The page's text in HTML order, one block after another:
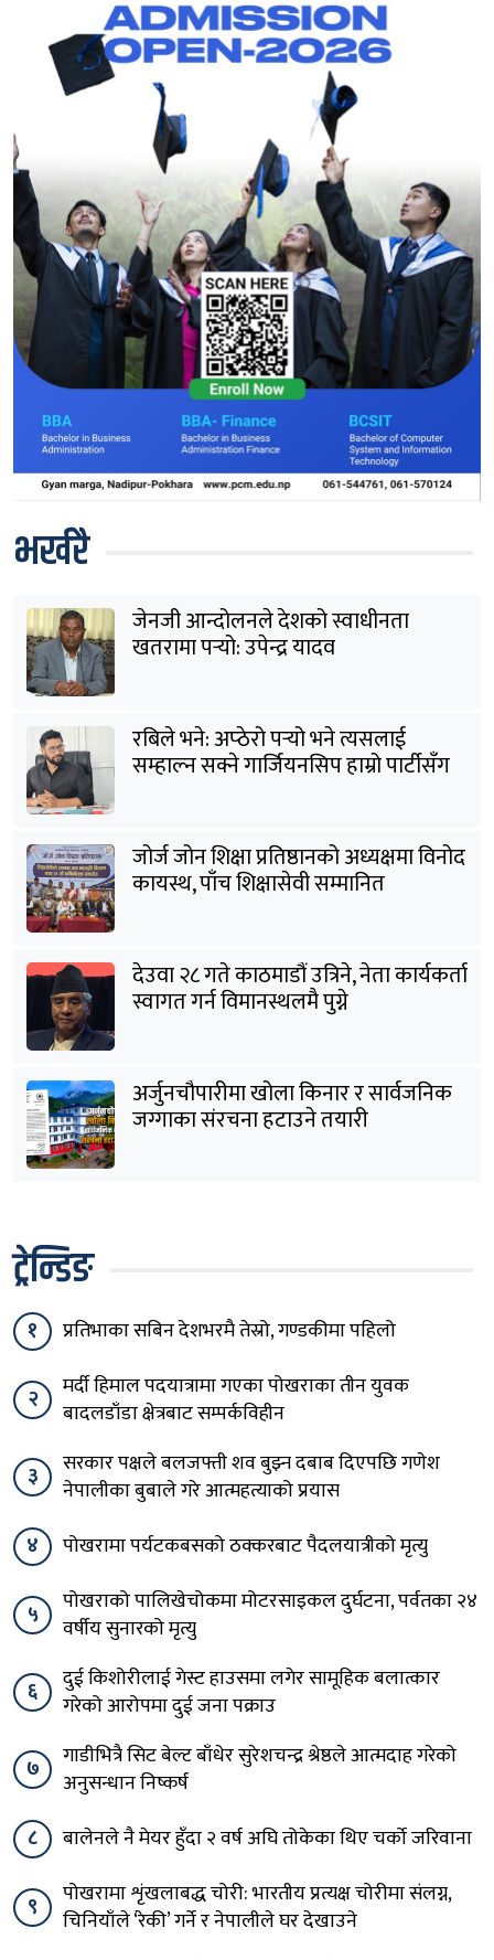
भर्खरै
जेनजी आन्दोलनले देशको स्वाधीनता
खतरामा पर्‍यो: उपेन्द्र यादव
रबिले भने: अप्ठेरो पर्‍यो भने त्यसलाई
सम्हाल्न सक्ने गार्जियनसिप हाम्रो पार्टीसँग
जोर्ज जोन शिक्षा प्रतिष्ठानको अध्यक्षमा विनोद
कायस्थ, पाँच शिक्षासेवी सम्मानित
देउवा २८ गते काठमाडौं उत्रिने, नेता कार्यकर्ता
स्वागत गर्न विमानस्थलमै पुग्ने
अर्जुनचौपारीमा खोला किनार र सार्वजनिक
जग्गाका संरचना हटाउने तयारी
ट्रेन्डिङ
१ प्रतिभाका सबिन देशभरमै तेस्रो, गण्डकीमा पहिलो
२
मर्दी हिमाल पदयात्रामा गएका पोखराका तीन युवक
बादलडाँडा क्षेत्रबाट सम्पर्कविहीन
३
सरकार पक्षले बलजफ्ती शव बुझ्न दबाब दिएपछि गणेश
नेपालीका बुबाले गरे आत्महत्याको प्रयास
४
पोखरामा पर्यटकबसको ठक्करबाट पैदलयात्रीको मृत्यु
५
पोखराको पालिखेचोकमा मोटरसाइकल दुर्घटना, पर्वतका २४
वर्षीय सुनारको मृत्यु
६
दुई किशोरीलाई गेस्ट हाउसमा लगेर सामूहिक बलात्कार
गरेको आरोपमा दुई जना पक्राउ
७
गाडीभित्रै सिट बेल्ट बाँधेर सुरेशचन्द्र श्रेष्ठले आत्मदाह गरेको
अनुसन्धान निष्कर्ष
८
बालेनले नै मेयर हुँदा २ वर्ष अघि तोकेका थिए चर्को जरिवाना
९
पोखरामा शृंखलाबद्ध चोरी: भारतीय प्रत्यक्ष चोरीमा संलग्न,
चिनियाँले ‘रेकी’ गर्ने र नेपालीले घर देखाउने